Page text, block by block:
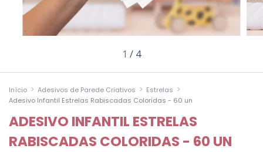
1 / 4
Início > Adesivos de Parede Criativos > Estrelas >
Adesivo Infantil Estrelas Rabiscadas Coloridas - 60 un
ADESIVO INFANTIL ESTRELAS
RABISCADAS COLORIDAS - 60 UN